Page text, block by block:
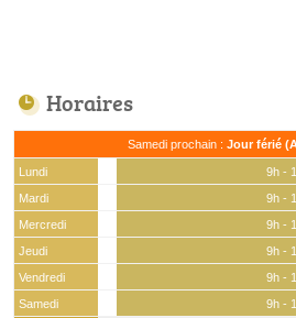
Horaires
Samedi prochain : Jour férié
Lundi
9h -
Mardi
9h -
Mercredi
9h -
Jeudi
9h -
Vendredi
9h -
Samedi
9h -